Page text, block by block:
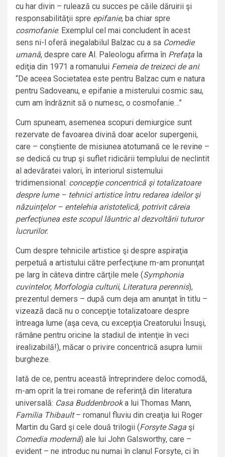
cu har divin – rulează cu succes pe căile dăruirii şi
responsabilităţii spre epifanie, ba chiar spre
cosmofanie. Exemplul cel mai concludent în acest
sens ni-l oferă inegalabilul Balzac cu a sa Comedie
umană, despre care Al. Paleologu afirma în Prefaţa la
ediţia din 1971 a romanului Femeia de treizeci de ani:
“De aceea Societatea este pentru Balzac cum e natura
pentru Sadoveanu, e epifanie a misterului cosmic sau,
cum am îndrăznit să o numesc, o cosmofanie…”
Cum spuneam, asemenea scopuri demiurgice sunt
rezervate de favoarea divină doar acelor supergenii,
care – conştiente de misiunea atotumană ce le revine –
se dedică cu trup şi suflet ridicării templului de neclintit
al adevăratei valori, în interiorul sistemului
tridimensional: concepţie concentrică şi totalizatoare
despre lume – tehnici artistice întru redarea ideilor şi
năzuinţelor – entelehia aristotelică, potrivit căreia
perfecţiunea este scopul lăuntric al dezvoltării tuturor
lucrurilor.
Cum despre tehnicile artistice şi despre aspiraţia
perpetuă a artistului către perfecţiune m-am pronunţat
pe larg în câteva dintre cărţile mele (Symphonia
cuvintelor, Morfologia culturii, Literatura perennis),
prezentul demers – după cum deja am anunţat în titlu –
vizează dacă nu o concepţie totalizatoare despre
întreaga lume (aşa ceva, cu excepţia Creatorului Însuşi,
rămâne pentru oricine la stadiul de intenţie în veci
irealizabilă!), măcar o privire concentrică asupra lumii
burgheze.
Iată de ce, pentru această întreprindere deloc comodă,
m-am oprit la trei romane de referinţă din literatura
universală: Casa Buddenbrooka lui Thomas Mann,
Familia Thibault– romanul fluviu din creaţia lui Roger
Martin du Gard şi cele două trilogii (Forsyte Saga şi
Comedia modernă) ale lui John Galsworthy, care –
evident – ne introduc nu numai în clanul Forsyte, ci în